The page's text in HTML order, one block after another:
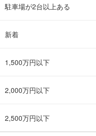
駐車場が2台以上ある
新着
1,500万円以下
2,000万円以下
2,500万円以下